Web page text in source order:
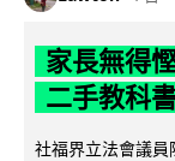
家長無得
二手教科
社福界立法會議